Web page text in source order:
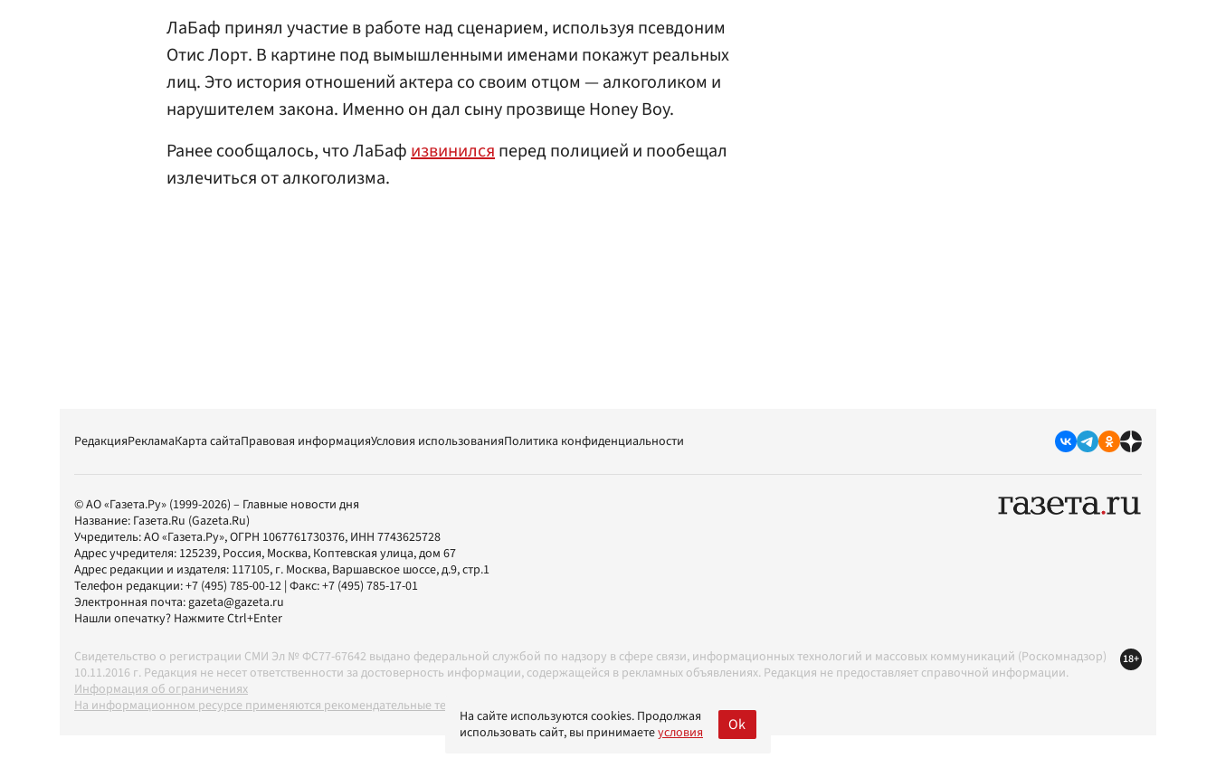
ЛаБаф принял участие в работе над сценарием, используя псевдоним
Отис Лорт. В картине под вымышленными именами покажут реальных
лиц. Это история отношений актера со своим отцом — алкоголиком и
нарушителем закона. Именно он дал сыну прозвище Honey Boy.
Ранее сообщалось, что ЛаБафизвинилсяперед полицией и пообещал
излечиться от алкоголизма.
РедакцияРекламаКарта сайтаПравовая информацияУсловия использованияПолитика конфиденциальности
© АО «Газета.Ру» (1999-2026) – Главные новости дня
Название: Газета.Ru (Gazeta.Ru)
Учредитель:АО «Газета.Ру», ОГРН 1067761730376, ИНН 7743625728
Адрес учредителя: 125239, Россия, Москва, Коптевская улица, дом 67
Адрес редакции и издателя: 117105, г. Москва, Варшавское шоссе, д.9, стр.1
Телефон редакции:+7 (495) 785-00-12 | Факс:+7 (495) 785-17-01
Электронная почта:gazeta@gazeta.ru
Нашли опечатку? Нажмите Ctrl+Enter
Свидетельство о регистрации СМИ Эл № ФС77-67642 выдано федеральной службой по надзору в сфере связи, информационных технологий и массовых коммуникаций (Роскомнадзор)
10.11.2016 г. Редакция не несет ответственности за достоверность информации, содержащейся в рекламных объявлениях. Редакция не предоставляет справочной информации.
Информация об ограничениях
На информационном ресурсе применяются рекомендательные технологии в соответствии с Правилами
18+
На сайте используются cookies. Продолжая
использовать сайт, вы принимаетеусловия Ok